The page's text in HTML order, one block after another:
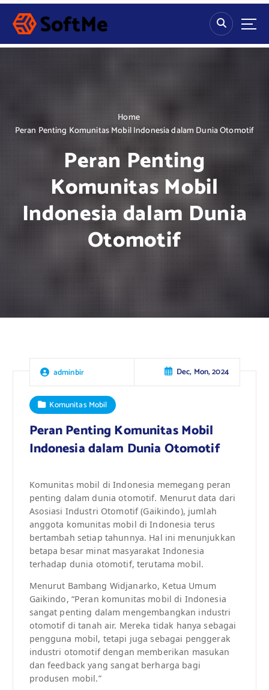
S
p
Home
Peran Penting Komunitas Mobil Indonesia dalam Dunia Otomotif
Peran Penting
Komunitas Mobil
Indonesia dalam Dunia
Otomotif
adminbir Dec, Mon, 2024
Komunitas Mobil
Peran Penting Komunitas Mobil
Indonesia dalam Dunia Otomotif
Komunitas mobil di Indonesia memegang peran
penting dalam dunia otomotif. Menurut data dari
Asosiasi Industri Otomotif (Gaikindo), jumlah
anggota komunitas mobil di Indonesia terus
bertambah setiap tahunnya. Hal ini menunjukkan
betapa besar minat masyarakat Indonesia
terhadap dunia otomotif, terutama mobil.
Menurut Bambang Widjanarko, Ketua Umum
Gaikindo, “Peran komunitas mobil di Indonesia
sangat penting dalam mengembangkan industri
otomotif di tanah air. Mereka tidak hanya sebagai
pengguna mobil, tetapi juga sebagai penggerak
industri otomotif dengan memberikan masukan
dan feedback yang sangat berharga bagi
produsen mobil.”